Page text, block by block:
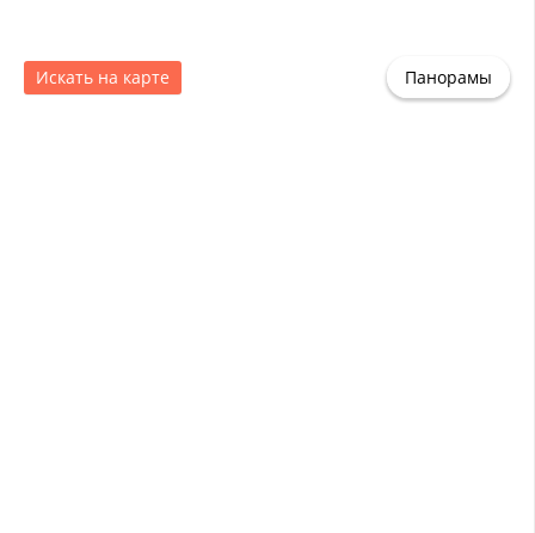
Искать на карте Панорамы